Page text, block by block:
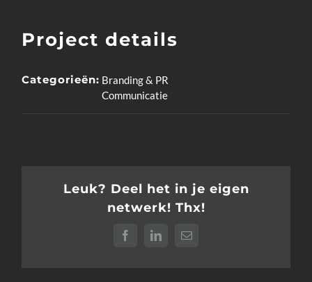
Project details
Categorieën: Branding & PR
Communicatie
Leuk? Deel het in je eigen
netwerk! Thx!
FacebookLinkedIn
E-